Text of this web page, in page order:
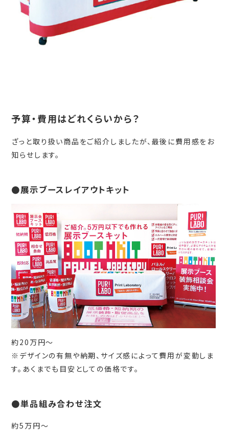
予算・費用はどれくらいから？
ざっと取り扱い商品をご紹介しましたが、最後に費用感をお
知らせします。
●展示ブースレイアウトキット
約20万円～
※デザインの有無や納期、サイズ感によって費用が変動しま
す。あくまでも目安としての価格です。
●単品組み合わせ注文
約5万円～